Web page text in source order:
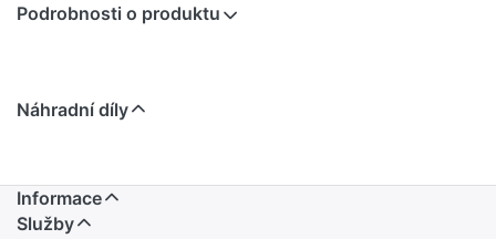
Podrobnosti o produktu
Náhradní díly
Informace
Služby